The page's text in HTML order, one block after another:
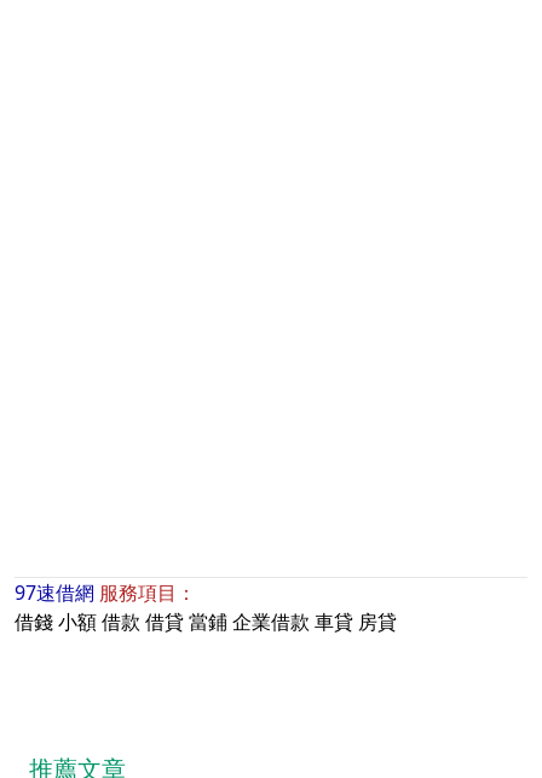
97速借網 服務項目：
借錢小額借款 借貸當鋪企業借款 車貸 房貸
推薦文章